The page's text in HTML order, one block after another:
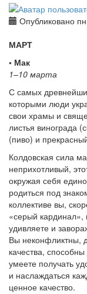
Опубликовано
МАРТ
• Мак
1–10 марта
С самых
которыми люди
свои храмы и
листья винограда
(пиво) и
Колдовская сила
неприхотливый,
окружая себя
родиться под
коллективе вы,
«серый
удивляете и
Вы неконфликтны,
качества,
умеете получать
и наслаждаться
ценное качество.